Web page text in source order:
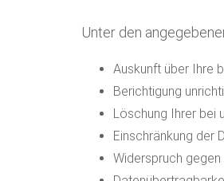
Unter den
Auskunft über Ihre
Berichtigung
Löschung Ihrer bei
Einschränkung der
Widerspruch gegen